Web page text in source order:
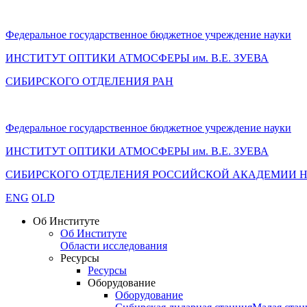
Федеральное государственное бюджетное учреждение науки
ИНСТИТУТ ОПТИКИ АТМОСФЕРЫ им. В.Е. ЗУЕВА
СИБИРСКОГО ОТДЕЛЕНИЯ РАН
Федеральное государственное бюджетное учреждение науки
ИНСТИТУТ ОПТИКИ АТМОСФЕРЫ им. В.Е. ЗУЕВА
СИБИРСКОГО ОТДЕЛЕНИЯ РОССИЙСКОЙ АКАДЕМИИ
ENG OLD
Об Институте
Об Институте
Области исследования
Ресурсы
Ресурсы
Оборудование
Оборудование